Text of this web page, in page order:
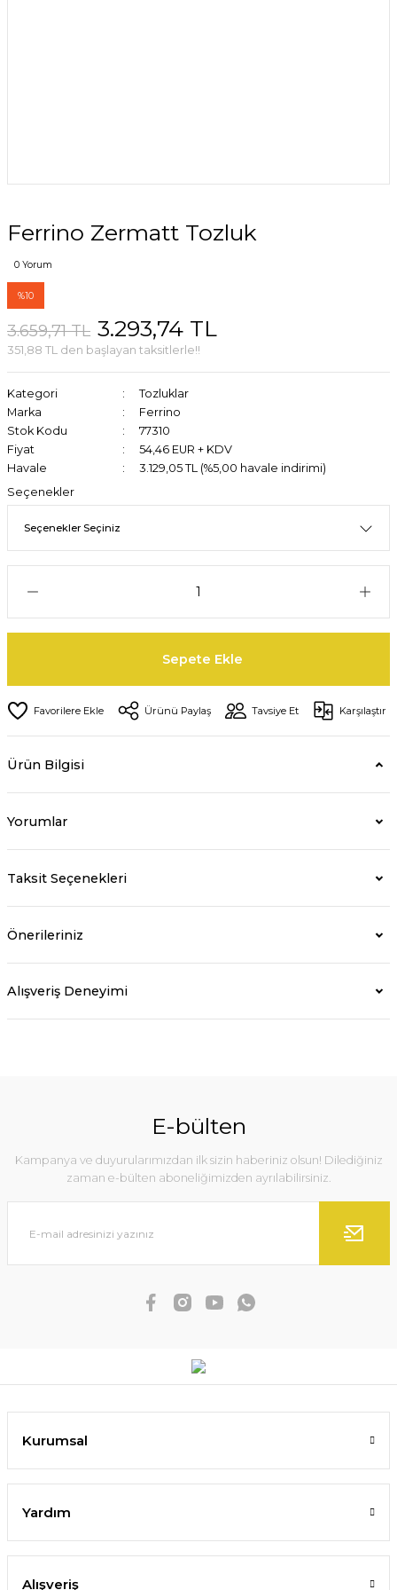
Ferrino Zermatt Tozluk
0 Yorum
%10
3.659,71 TL 3.293,74 TL
351,88 TL den başlayan taksitlerle!!
Kategori
Tozluklar
Marka
Ferrino
Stok Kodu
77310
Fiyat
54,46 EUR + KDV
Havale
3.129,05 TL (%5,00 havale indirimi)
Seçenekler
Sepete Ekle
Ürünü Paylaş Tavsiye Et Karşılaştır
Ürün Bilgisi
Yorumlar
Taksit Seçenekleri
Önerileriniz
Alışveriş Deneyimi
E-bülten
Kampanya ve duyurularımızdan ilk sizin haberiniz olsun! Dilediğiniz
zaman e-bülten aboneliğimizden ayrılabilirsiniz.
Kurumsal
Yardım
Alışveriş